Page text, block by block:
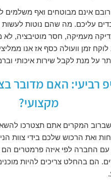
רובם אינם מבוטחים ואף משלמים
עליכם. מה שהם נוטות לעשות
מעמיקה, חסר מוטיבציה, לא
זמן וועולה כסף אז אנו
על מנת לקבל שירות איכותי
רביעי: האם מדובר
מקצועי?
שברוב המקרים אתם תצטרכו
ואת הרכוש שלכם בידי צוות
עם החברה לפי איזה פרמטרים הם
הם בהחלט צריכים להיות